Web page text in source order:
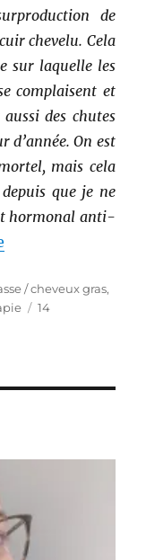
de
chevelu. Cela
sur laquelle les
complaisent et
des chutes
d’année. On est
mais cela
que je ne
hormonal anti-
/ cheveux gras,
14